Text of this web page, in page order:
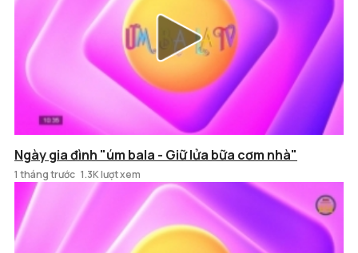
Ngày gia đình "úm bala - Giữ lửa bữa cơm nhà"
1 tháng trước 1.3K lượt xem